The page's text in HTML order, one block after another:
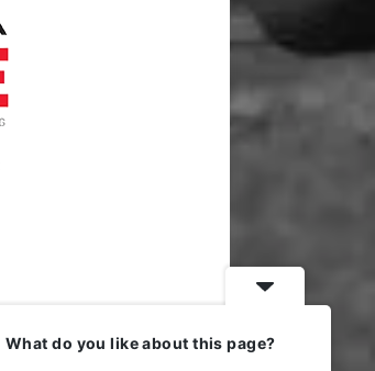
What do you like about this page?